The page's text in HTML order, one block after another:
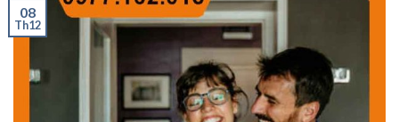
08
Th12